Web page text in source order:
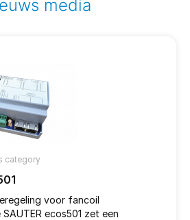
media
category
voor fancoil
ecos501 zet een